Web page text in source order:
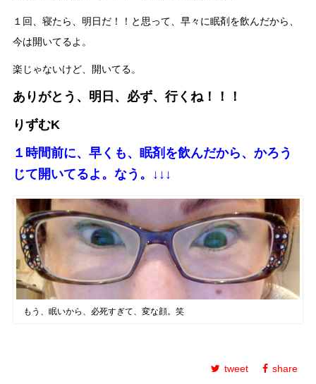
１回、寝たら、明日だ！！と思って、早々に眠剤を飲んだから、
今は開いてるよ。
楽じゃないけど、開いてる。
ありがとう、明日、必ず、行くね！！！
りずむK
１時間前に、早くも、眠剤を飲んだから、かろう
じて開いてるよ。なう。↓↓↓
もう、眠いから、必死すぎて、変な顔。笑
tweet share